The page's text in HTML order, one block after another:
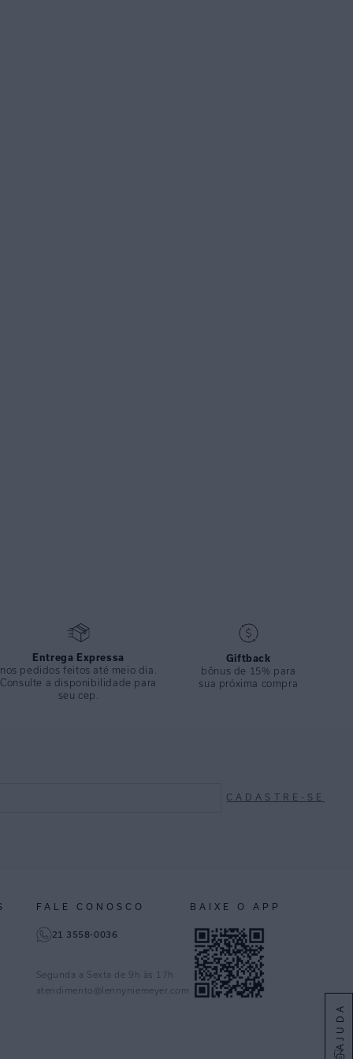
AJUDA
Entrega Expressa
nos pedidos feitos até meio dia.
Consulte a disponibilidade para
seu cep.
Giftback
bônus de 15% para
sua próxima compra
CADASTRE-SE
FALE CONOSCO
21 3558-0036
Segunda a Sexta de 9h às 17h
atendimento@lennyniemeyer.com
BAIXE O APP